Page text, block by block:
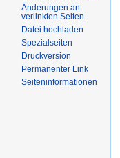
Änderungen an
verlinkten Seiten
Datei hochladen
Spezialseiten
Druckversion
Permanenter Link
Seiteninformationen